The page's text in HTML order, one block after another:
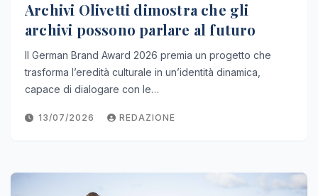
Archivi Olivetti dimostra che gli
archivi possono parlare al futuro
Il German Brand Award 2026 premia un progetto che
trasforma l’eredità culturale in un’identità dinamica,
capace di dialogare con le…
13/07/2026 REDAZIONE